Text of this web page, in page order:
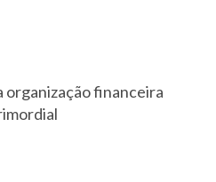
organização financeira